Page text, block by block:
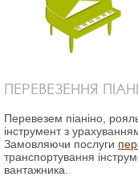
ПЕРЕВЕЗЕННЯ
Перевезем піаніно,
інструмент з
Замовляючи послуги
транспортування
вантажника.